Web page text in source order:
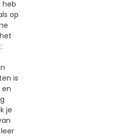
heb
op
is
je